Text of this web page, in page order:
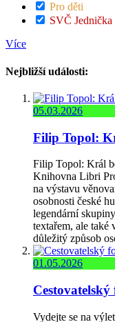
Pro děti
SVČ Jednička
Více
Nejbližší události:
05.03.2026
Filip Topol:
Filip Topol: Král
Knihovna Libri
na výstavu
osobnosti české
legendární
textařem, ale také
důležitý způsob
01.05.2026
Vydejte se na